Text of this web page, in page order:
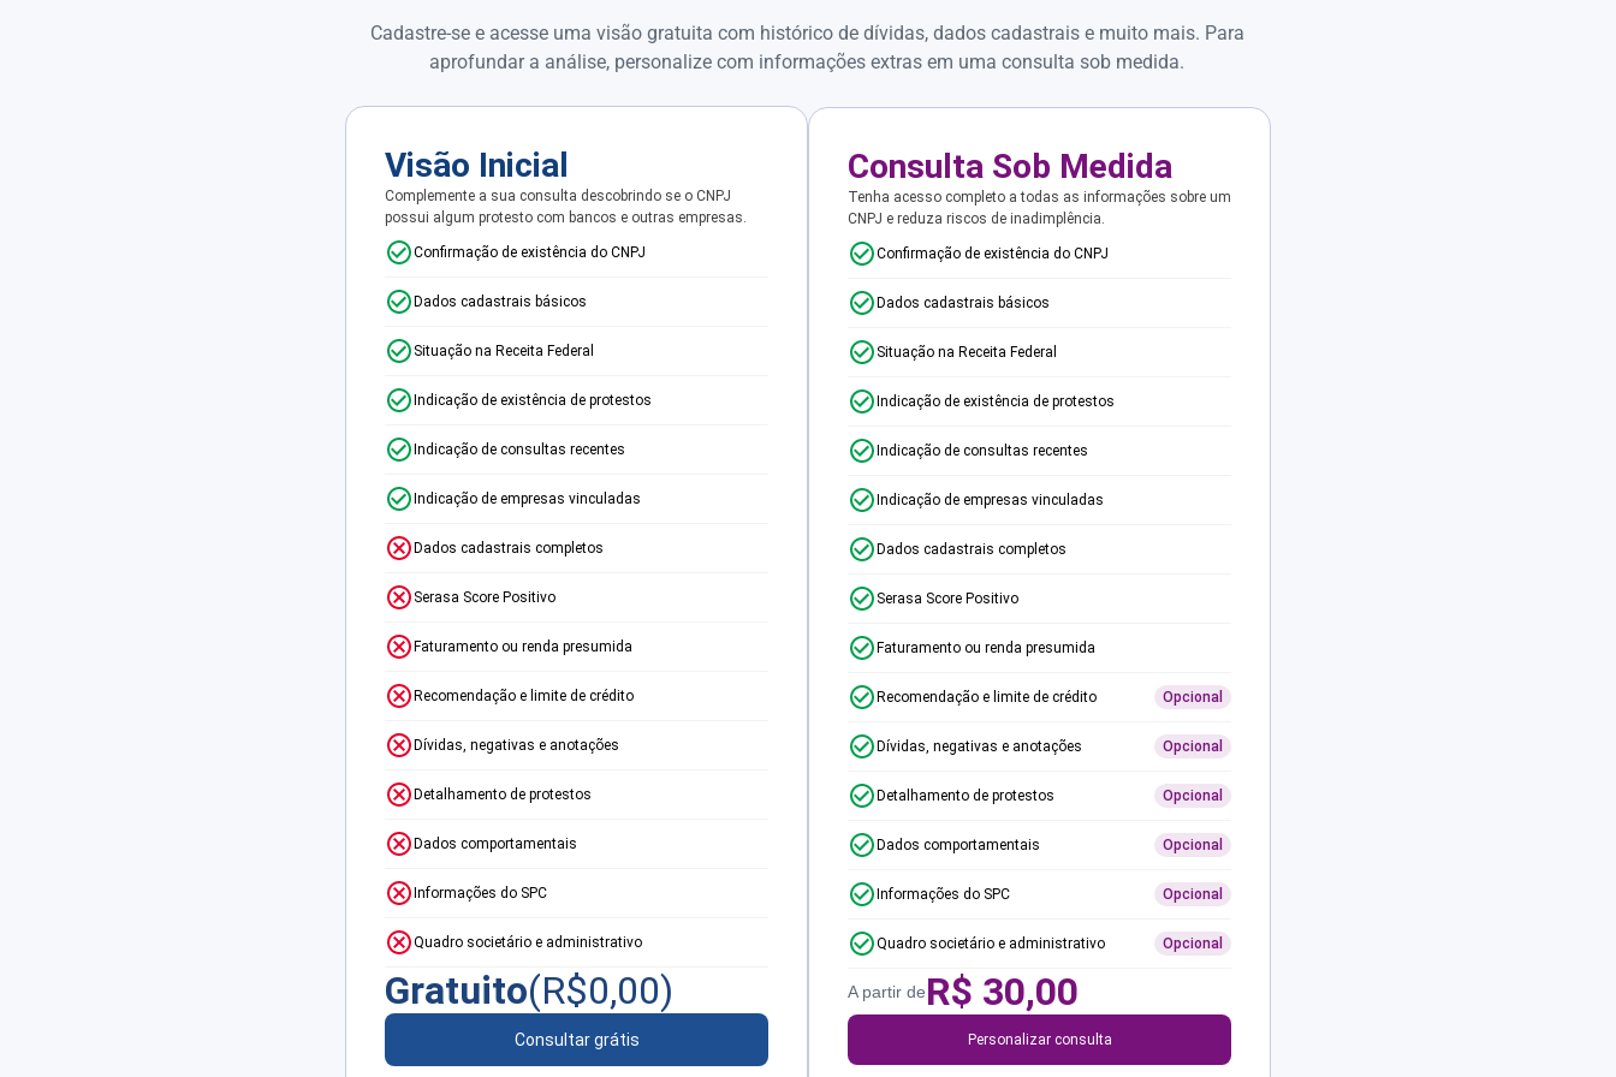
Cadastre-se e acesse uma visão gratuita com histórico de dívidas, dados cadastrais e muito mais. Para
aprofundar a análise, personalize com informações extras em uma consulta sob medida.
Visão Inicial
Complemente a sua consulta descobrindo se o CNPJ
possui algum protesto com bancos e outras empresas.
Confirmação de existência do CNPJ
Dados cadastrais básicos
Situação na Receita Federal
Indicação de existência de protestos
Indicação de consultas recentes
Indicação de empresas vinculadas
Dados cadastrais completos
Serasa Score Positivo
Faturamento ou renda presumida
Recomendação e limite de crédito
Dívidas, negativas e anotações
Detalhamento de protestos
Dados comportamentais
Informações do SPC
Quadro societário e administrativo
Gratuito(R$0,00)
Consultar grátis
Consulta Sob Medida
Tenha acesso completo a todas as informações sobre um
CNPJ e reduza riscos de inadimplência.
Confirmação de existência do CNPJ
Dados cadastrais básicos
Situação na Receita Federal
Indicação de existência de protestos
Indicação de consultas recentes
Indicação de empresas vinculadas
Dados cadastrais completos
Serasa Score Positivo
Faturamento ou renda presumida
Recomendação e limite de crédito Opcional
Dívidas, negativas e anotações Opcional
Detalhamento de protestos Opcional
Dados comportamentais Opcional
Informações do SPC Opcional
Quadro societário e administrativo Opcional
A partir deR$ 30,00
Personalizar consulta